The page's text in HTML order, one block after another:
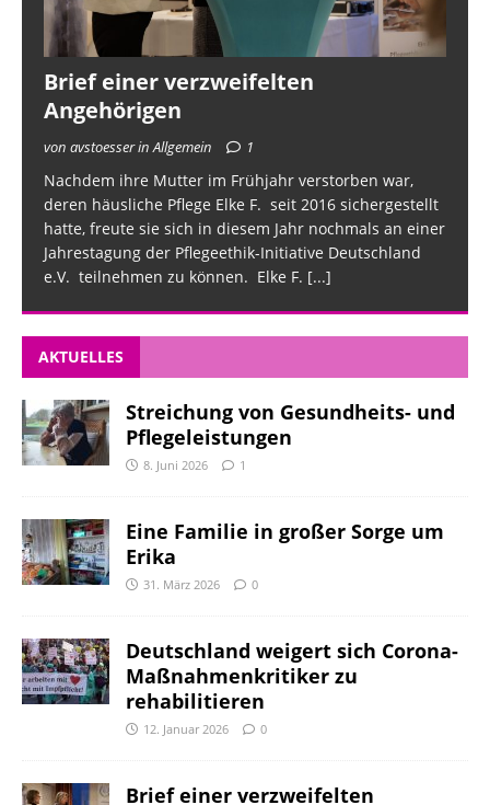
Brief einer verzweifelten
Angehörigen
von avstoesser in Allgemein 1
Nachdem ihre Mutter im Frühjahr verstorben war,
deren häusliche Pflege Elke F. seit 2016 sichergestellt
hatte, freute sie sich in diesem Jahr nochmals an einer
Jahrestagung der Pflegeethik-Initiative Deutschland
e.V. teilnehmen zu können. Elke F. [...]
AKTUELLES
Streichung von Gesundheits- und
Pflegeleistungen
8. Juni 2026 1
Eine Familie in großer Sorge um
Erika
31. März 2026 0
Deutschland weigert sich Corona-
Maßnahmenkritiker zu
rehabilitieren
12. Januar 2026 0
Brief einer verzweifelten